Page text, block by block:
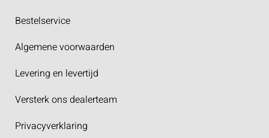
Bestelservice
Algemene voorwaarden
Levering en levertijd
Versterk ons dealerteam
Privacyverklaring